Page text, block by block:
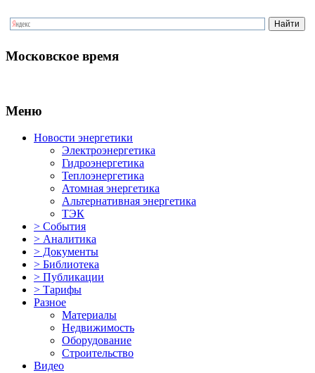
Московское время
Меню
Новости энергетики
Электроэнергетика
Гидроэнергетика
Теплоэнергетика
Атомная энергетика
Альтернативная энергетика
ТЭК
> События
> Аналитика
> Документы
> Библиотека
> Публикации
> Тарифы
Разное
Материалы
Недвижимость
Оборудование
Строительство
Видео